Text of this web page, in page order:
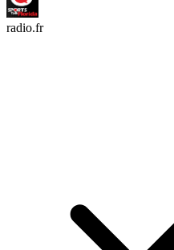
radio.fr